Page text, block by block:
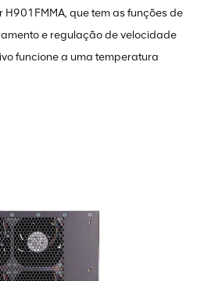
que tem as funções de
e regulação de velocidade
funcione a uma temperatura